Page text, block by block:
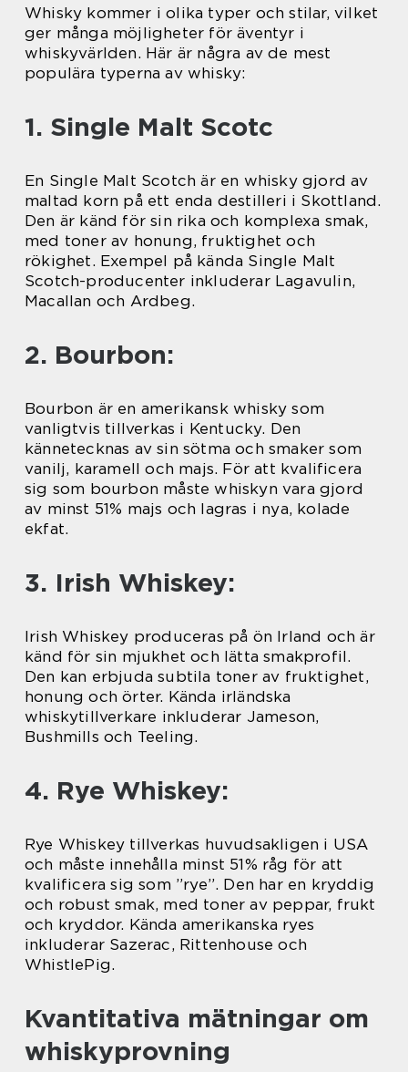
Whisky kommer i olika typer och stilar, vilket
ger många möjligheter för äventyr i
whiskyvärlden. Här är några av de mest
populära typerna av whisky:
1. Single Malt Scotc
En Single Malt Scotch är en whisky gjord av
maltad korn på ett enda destilleri i Skottland.
Den är känd för sin rika och komplexa smak,
med toner av honung, fruktighet och
rökighet. Exempel på kända Single Malt
Scotch-producenter inkluderar Lagavulin,
Macallan och Ardbeg.
2. Bourbon:
Bourbon är en amerikansk whisky som
vanligtvis tillverkas i Kentucky. Den
kännetecknas av sin sötma och smaker som
vanilj, karamell och majs. För att kvalificera
sig som bourbon måste whiskyn vara gjord
av minst 51% majs och lagras i nya, kolade
ekfat.
3. Irish Whiskey:
Irish Whiskey produceras på ön Irland och är
känd för sin mjukhet och lätta smakprofil.
Den kan erbjuda subtila toner av fruktighet,
honung och örter. Kända irländska
whiskytillverkare inkluderar Jameson,
Bushmills och Teeling.
4. Rye Whiskey:
Rye Whiskey tillverkas huvudsakligen i USA
och måste innehålla minst 51% råg för att
kvalificera sig som ”rye”. Den har en kryddig
och robust smak, med toner av peppar, frukt
och kryddor. Kända amerikanska ryes
inkluderar Sazerac, Rittenhouse och
WhistlePig.
Kvantitativa mätningar om
whiskyprovning